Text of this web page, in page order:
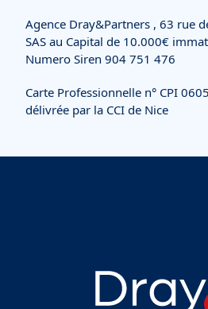
Agence Dray&Partners , 63 rue
SAS au Capital de 10.000€
Numero Siren 904 751 476
Carte Professionnelle n° CPI
délivrée par la CCI de Nice